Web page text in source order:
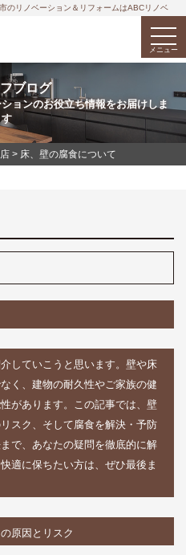
のリノベーション＆リフォームはABCリノベ
メニュー
ブログ
ョンのお役立ち情報をお届けしま
す
> 床、壁の腐食について
していこうと思います。壁や床
く、建物の耐久性やご家族の健
があります。この記事では、壁
スク、そして腐食を解決・予防
で、あなたの疑問を徹底的に解
適に保ちたい方は、ぜひ最後ま
原因とリスク